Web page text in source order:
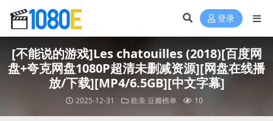
登录
[不能说的游戏]Les chatouilles (2018)[百度网
盘+夸克网盘1080P超清未删减资源][网盘在线播
放/下载][MP4/6.5GB][中文字幕]
2025-12-31 欧美 豆瓣榜单 10